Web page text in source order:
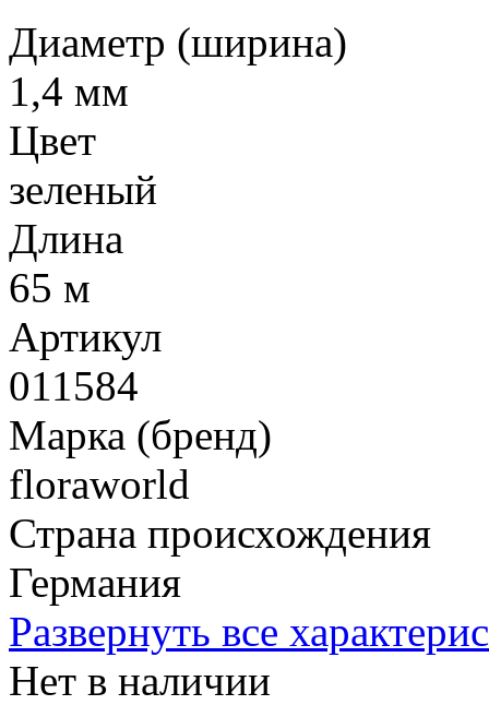
Диаметр (ширина)
1,4 мм
Цвет
зеленый
Длина
65 м
Артикул
011584
Марка (бренд)
floraworld
Страна происхождения
Германия
Развернуть все
Нет в наличии